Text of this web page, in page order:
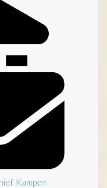
Kampen